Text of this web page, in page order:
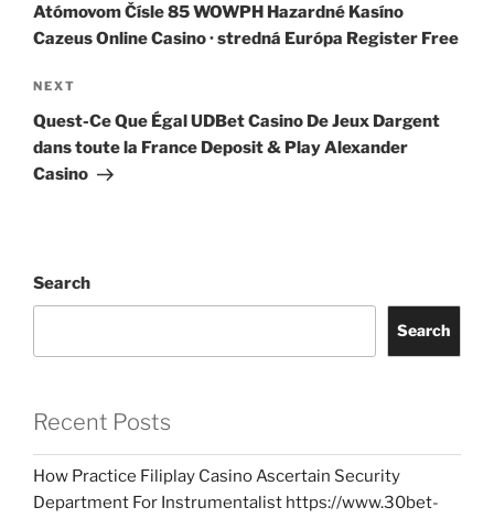
Atómovom Čísle 85 WOWPH Hazardné Kasíno
Cazeus Online Casino · stredná Európa Register Free
NEXT
Quest-Ce Que Égal UDBet Casino De Jeux Dargent
dans toute la France Deposit & Play Alexander
Casino
Search
Search
Recent Posts
How Practice Filiplay Casino Ascertain Security
Department For Instrumentalist https://www.30bet-